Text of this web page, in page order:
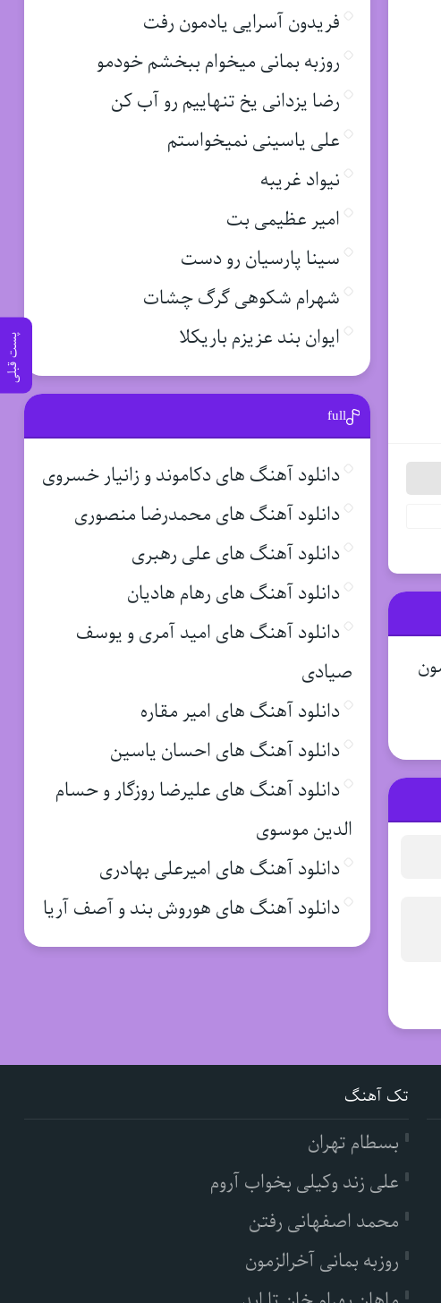
پست قبلی
فریدون آسرایی یادمون رفت
روزبه بمانی میخوام ببخشم خودمو
رضا یزدانی یخ تنهاییم رو آب کن
علی یاسینی نمیخواستم
نیواد غریبه
امیر عظیمی بت
سینا پارسیان رو دست
شهرام شکوهی گرگ چشات
ایوان بند عزیزم باریکلا
full
دانلود آهنگ های دکاموند و زانیار خسروی
دانلود آهنگ های محمدرضا منصوری
دانلود آهنگ های علی رهبری
دانلود آهنگ های رهام هادیان
دانلود آهنگ های امید آمری و یوسف
صیادی
دانلود آهنگ های امیر مقاره
دانلود آهنگ های احسان یاسین
دانلود آهنگ های علیرضا روزگار و حسام
الدین موسوی
دانلود آهنگ های امیرعلی بهادری
دانلود آهنگ های هوروش بند و آصف آریا
تک آهنگ
بسطام تهران
علی زند وکیلی بخواب آروم
محمد اصفهانی رفتن
روزبه بمانی آخرالزمون